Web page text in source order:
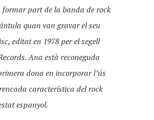
part de la banda de rock
quan van gravar el seu
editat en 1978 per el segell
Ana està reconeguda
dona en incorporar l’ús
característica del rock
espanyol.